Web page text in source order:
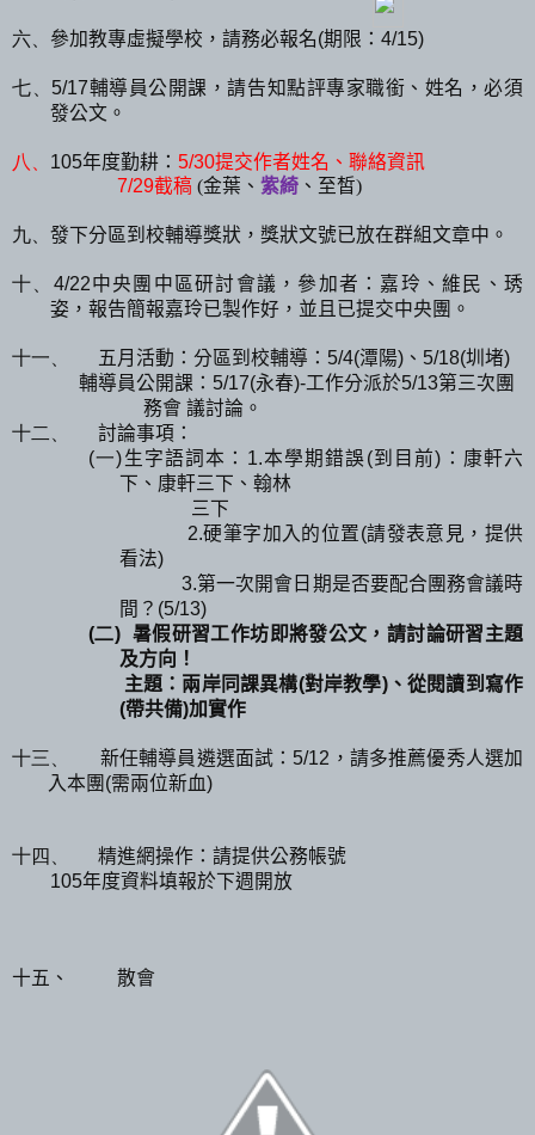
六、 參加教專虛擬學校，請務必報名(期限： 4/15)
七、 5/17輔導員公開課，請告知點評專家職銜、姓名，必須
發公文。
八、 105年度勤耕： 5/30提交作者姓名、聯絡資訊
7/29截稿 (金葉、 紫綺 、至皙)
九、 發下分區到校輔導獎狀，獎狀文號已放在群組文章中。
十、 4/22中央團中區研討會議，參加者：嘉玲、維民、琇
姿，報告簡報嘉玲已製作好，並且已提交中央團。
十一、 五月活動：分區到校輔導： 5/4(潭陽) 、 5/18(圳堵)
輔導員公開課： 5/17(永春)-工作分派於5/13第三次團
務會 議討論。
十二、 討論事項：
(一)生字語詞本： 1.本學期錯誤(到目前) ：康軒六
下、康軒三下、翰林
三下
2.硬筆字加入的位置(請發表意見，提供
看法)
3.第一次開會日期是否要配合團務會議時
間？ (5/13)
(二)
暑假研習工作坊即將發公文，請討論研習主題
及方向！
主題：兩岸同課異構(對岸教學)、從閱讀到寫作
(帶共備)加實作
十三、 新任輔導員遴選面試： 5/12 ，請多推薦優秀人選加
入本團(需兩位新血)
十四、 精進網操作：請提供公務帳號
105年度資料填報於下週開放
十五、 散會